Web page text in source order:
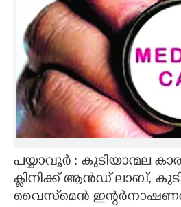
LIFESTYLE
SPIRITUAL
INFO+
ART
ASTRO
പയ്യാവൂർ : കുടിയാന്മല
ക്ലിനിക്ക് ആൻഡ് ലാബ്,
വൈസ്‌മെൻ